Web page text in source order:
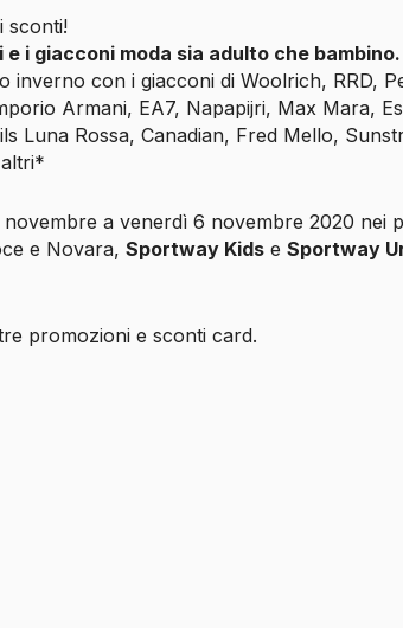
sconti!
i giacconi moda sia adulto che bambino.
inverno con i giacconi di Woolrich, RRD,
Armani, EA7, Napapijri, Max Mara,
Luna Rossa, Canadian, Fred Mello,
a venerdì 6 novembre 2020 nei
e Novara, Sportway Kids e Sportway
promozioni e sconti card.